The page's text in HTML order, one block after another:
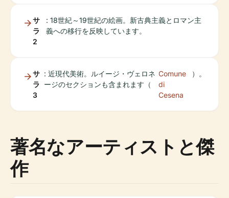
サ
ラ
2
: 18世紀～19世紀の絵画。新古典主義とロマン主
義への移行を反映しています。
サ
ラ
3
: 近現代美術。ルイージ・ヴェロネ
ージのセクションも含まれます（
Comune
di
Cesena
）。
著名なアーティストと傑
作